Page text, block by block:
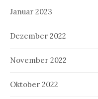
Januar 2023
Dezember 2022
November 2022
Oktober 2022